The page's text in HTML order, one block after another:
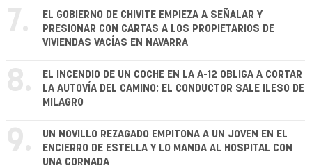
7.
EL GOBIERNO DE CHIVITE EMPIEZA A SEÑALAR Y
PRESIONAR CON CARTAS A LOS PROPIETARIOS DE
VIVIENDAS VACÍAS EN NAVARRA
8.
EL INCENDIO DE UN COCHE EN LA A-12 OBLIGA A CORTAR
LA AUTOVÍA DEL CAMINO: EL CONDUCTOR SALE ILESO DE
MILAGRO
9.
UN NOVILLO REZAGADO EMPITONA A UN JOVEN EN EL
ENCIERRO DE ESTELLA Y LO MANDA AL HOSPITAL CON
UNA CORNADA